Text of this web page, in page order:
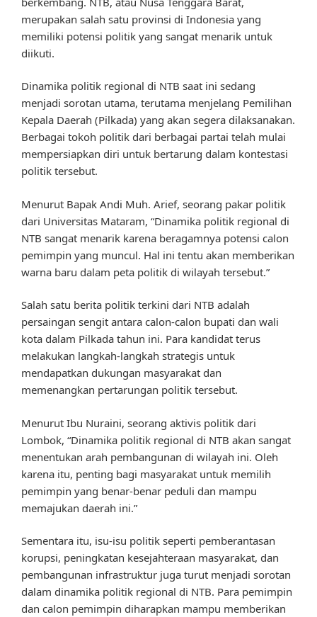
merupakan salah satu provinsi di Indonesia yang
memiliki potensi politik yang sangat menarik untuk
diikuti.
Dinamika politik regional di NTB saat ini sedang
menjadi sorotan utama, terutama menjelang Pemilihan
Kepala Daerah (Pilkada) yang akan segera dilaksanakan.
Berbagai tokoh politik dari berbagai partai telah mulai
mempersiapkan diri untuk bertarung dalam kontestasi
politik tersebut.
Menurut Bapak Andi Muh. Arief, seorang pakar politik
dari Universitas Mataram, “Dinamika politik regional di
NTB sangat menarik karena beragamnya potensi calon
pemimpin yang muncul. Hal ini tentu akan memberikan
warna baru dalam peta politik di wilayah tersebut.”
Salah satu berita politik terkini dari NTB adalah
persaingan sengit antara calon-calon bupati dan wali
kota dalam Pilkada tahun ini. Para kandidat terus
melakukan langkah-langkah strategis untuk
mendapatkan dukungan masyarakat dan
memenangkan pertarungan politik tersebut.
Menurut Ibu Nuraini, seorang aktivis politik dari
Lombok, “Dinamika politik regional di NTB akan sangat
menentukan arah pembangunan di wilayah ini. Oleh
karena itu, penting bagi masyarakat untuk memilih
pemimpin yang benar-benar peduli dan mampu
memajukan daerah ini.”
Sementara itu, isu-isu politik seperti pemberantasan
korupsi, peningkatan kesejahteraan masyarakat, dan
pembangunan infrastruktur juga turut menjadi sorotan
dalam dinamika politik regional di NTB. Para pemimpin
dan calon pemimpin diharapkan mampu memberikan